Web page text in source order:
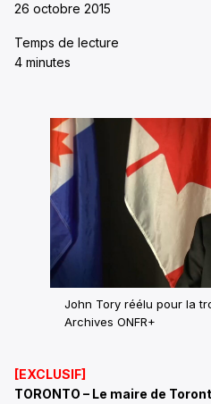
26 octobre 2015
Temps de lecture
4 minutes
John Tory réélu pour la
Archives ONFR+
[EXCLUSIF]
TORONTO – Le maire de